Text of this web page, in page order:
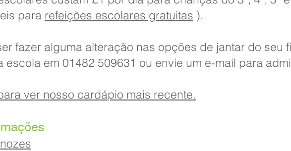
para refeições escolares gratuitas ).
fazer alguma alteração nas opções de jantar do seu
escola em 01482 509631 ou envie um e-mail para
ver nosso cardápio mais recente.